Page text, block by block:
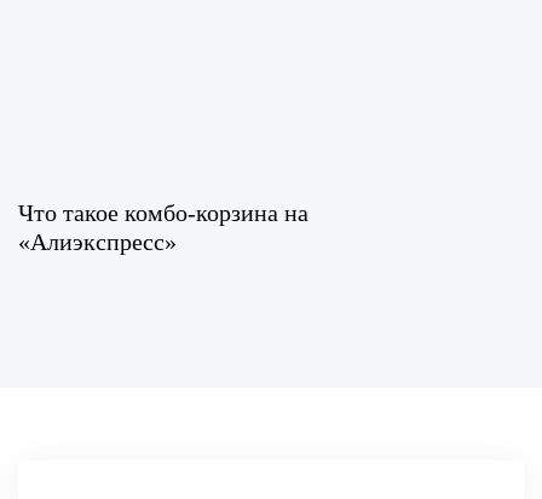
Что такое комбо-корзина на
«Алиэкспресс»